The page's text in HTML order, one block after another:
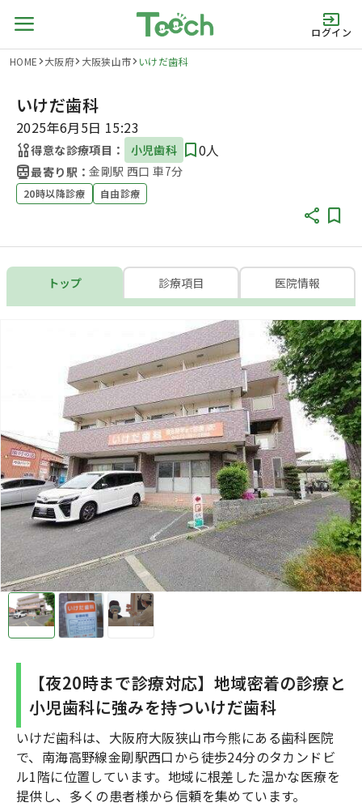
ログイン
HOME 大阪府 大阪狭山市 いけだ歯科
いけだ歯科
2025年6月5日 15:23
得意な診療項目： 小児歯科 0人
最寄り駅：金剛駅 西口 車7分
20時以降診療 自由診療
トップ 診療項目 医院情報
【夜20時まで診療対応】地域密着の診療と
小児歯科に強みを持ついけだ歯科
いけだ歯科は、大阪府大阪狭山市今熊にある歯科医院
で、南海高野線金剛駅西口から徒歩24分のタカンドビ
ル1階に位置しています。地域に根差した温かな医療を
提供し、多くの患者様から信頼を集めています。